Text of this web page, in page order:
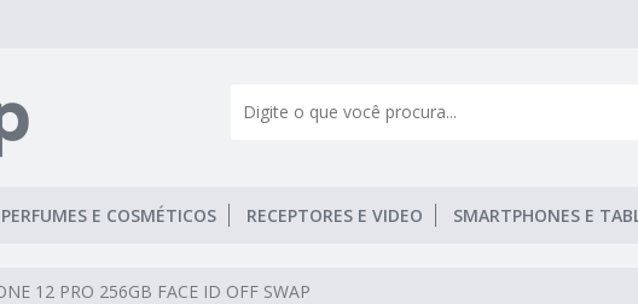
PERFUMES E COSMÉTICOS RECEPTORES E VIDEO SMARTPHONES E
12 PRO 256GB FACE ID OFF SWAP